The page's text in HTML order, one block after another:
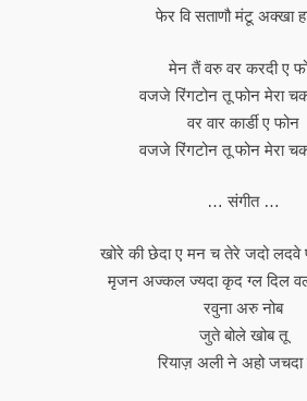
फेर वि सताणौ मंटू अक्खा
मेन तैं वरु वर करदी ए
वजजे रिंगटोन तू फोन मेरा
वर वार कार्डी ए फोन
वजजे रिंगटोन तू फोन मेरा
… संगीत …
खोरे की छेदा ए मन च तेरे जदो लदवे
मृजन अज्कल ज्यदा कृद ग्ल दिल
रवुना अरु नोब
जुते बोले खोब तू
रियाज़ अली ने अहो